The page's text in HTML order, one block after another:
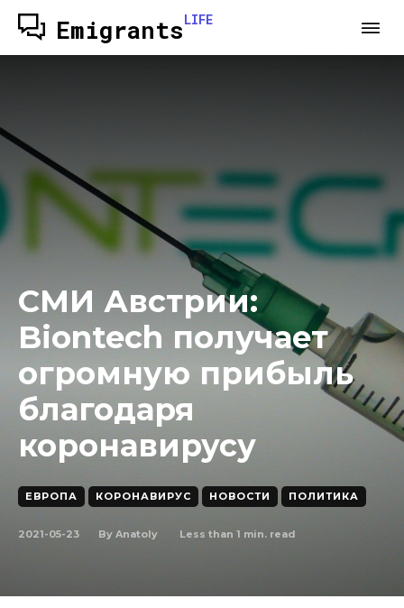
EmigrantsLIFE
СМИ Австрии:
Biontech получает
огромную прибыль
благодаря
коронавирусу
ЕВРОПА КОРОНАВИРУС НОВОСТИ ПОЛИТИКА
2021-05-23 By Anatoly Less than 1 min. read